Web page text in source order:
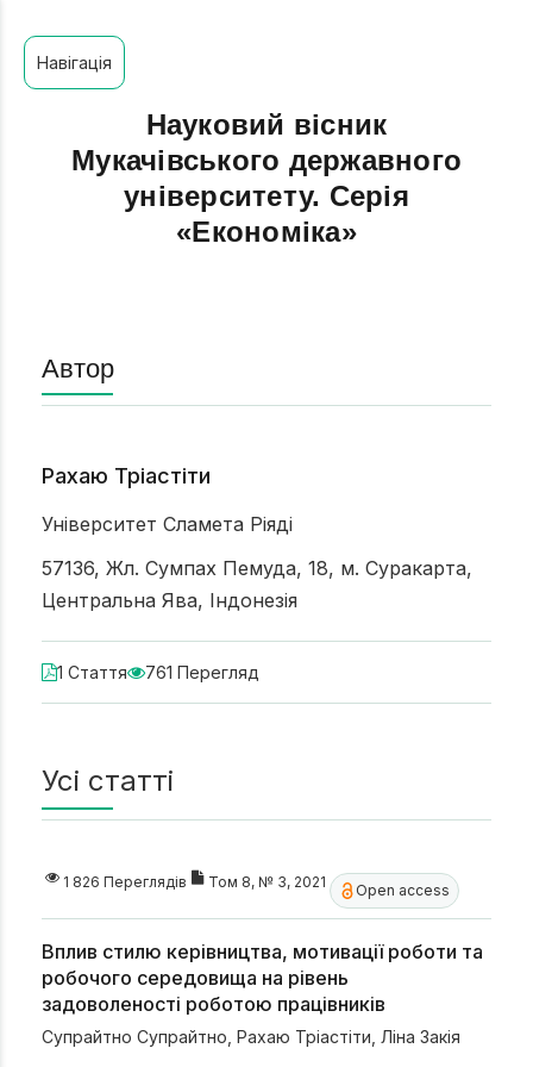
Навігація
Науковий вісник
Мукачівського державного
університету. Серія
«Економіка»
Автор
Рахаю Тріастіти
Університет Сламета Ріяді
57136, Жл. Сумпах Пемуда, 18, м. Суракарта,
Центральна Ява, Індонезія
1 Стаття 761 Перегляд
Усі статті
1 826 Переглядів Том 8, № 3, 2021 Open access
Вплив стилю керівництва, мотивації роботи та
робочого середовища на рівень
задоволеності роботою працівників
Супрайтно Супрайтно Рахаю Тріастіти Ліна Закія